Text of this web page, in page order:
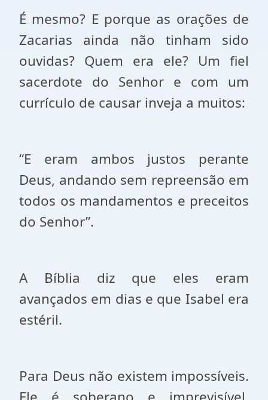
É mesmo? E porque as orações de
Zacarias ainda não tinham sido
ouvidas? Quem era ele? Um fiel
sacerdote do Senhor e com um
currículo de causar inveja a muitos:
“E eram ambos justos perante
Deus, andando sem repreensão em
todos os mandamentos e preceitos
do Senhor”.
A Bíblia diz que eles eram
avançados em dias e que Isabel era
estéril.
Para Deus não existem impossíveis.